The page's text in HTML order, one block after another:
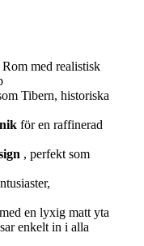
Rom med realistisk
Tibern, historiska
för en raffinerad
, perfekt som
med en lyxig matt yta
enkelt in i alla